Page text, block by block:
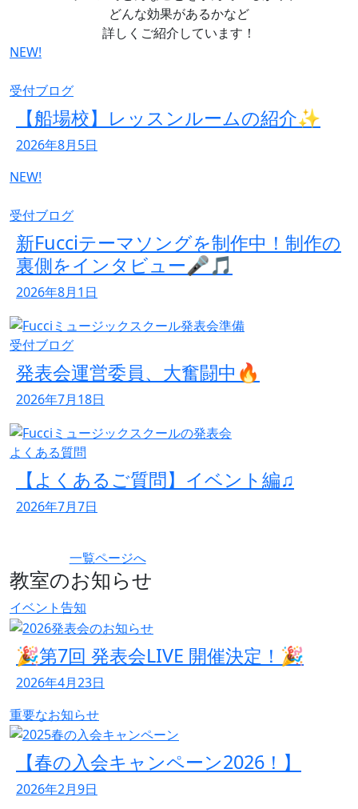
どんな効果があるかなど
詳しくご紹介しています！
NEW!
受付ブログ
【船場校】レッスンルームの紹介✨
2026年8月5日
NEW!
受付ブログ
新Fucciテーマソングを制作中！制作の
裏側をインタビュー🎤🎵
2026年8月1日
受付ブログ
発表会運営委員、大奮闘中🔥
2026年7月18日
よくある質問
【よくあるご質問】イベント編♫
2026年7月7日
一覧ページへ
教室のお知らせ
イベント告知
🎉第7回 発表会LIVE 開催決定！🎉
2026年4月23日
重要なお知らせ
【春の入会キャンペーン2026！】
2026年2月9日